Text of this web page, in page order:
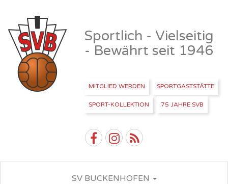
Sportlich - Vielseitig
- Bewährt seit 1946
MITGLIED WERDEN SPORTGASTSTÄTTE
SPORT-KOLLEKTION 75 JAHRE SVB
SV BUCKENHOFEN